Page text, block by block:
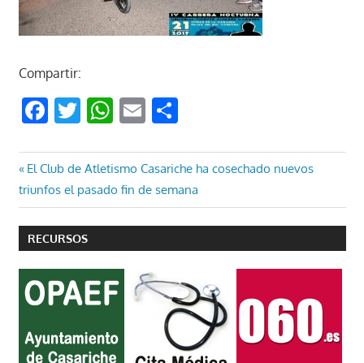
Compartir:
Facebook
Twitter
WhatsApp
EmailCompartir
Navegación
de
entradas
Entrada
anterior:
El Club de Atletismo Casariche ha cosechado nuevos
triunfos el pasado fin de semana
RECURSOS